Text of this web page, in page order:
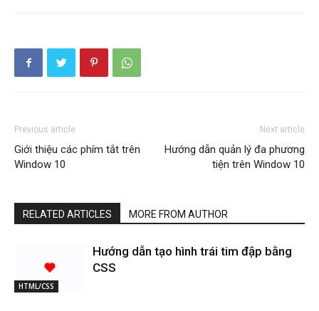
Previous article
Giới thiệu các phím tắt trên
Window 10
Next article
Hướng dẫn quản lý đa phương
tiện trên Window 10
RELATED ARTICLES MORE FROM AUTHOR
HTML/CSS
Hướng dẫn tạo hình trái tim đập bằng
CSS